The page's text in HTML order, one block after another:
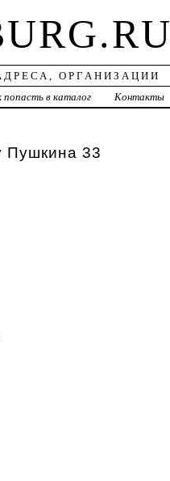
ОРГАНИЗАЦИИ
попасть в каталог Контакты
Пушкина 33